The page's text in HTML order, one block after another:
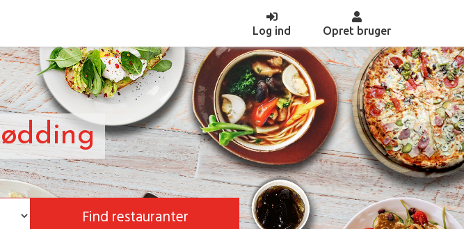
Log ind (current)Opret bruger
Find restauranter